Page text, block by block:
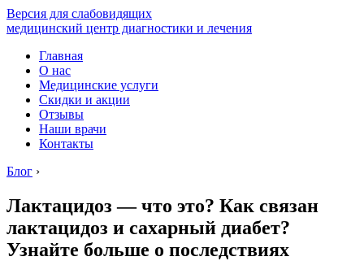
Версия для слабовидящих
медицинский центр диагностики и лечения
Главная
О нас
Медицинские услуги
Скидки и акции
Отзывы
Наши врачи
Контакты
Блог ›
Лактацидоз — что это? Как связан
лактацидоз и сахарный диабет?
Узнайте больше о последствиях